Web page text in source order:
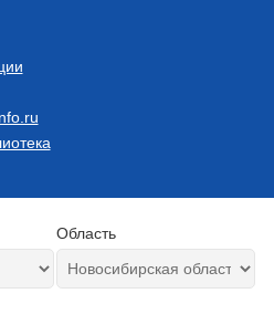
Область